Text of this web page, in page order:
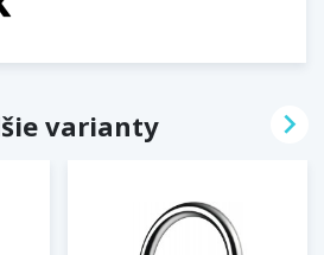
varianty 